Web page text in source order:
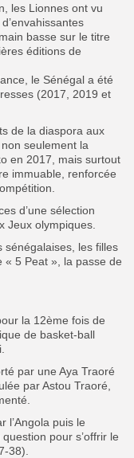
les Lionnes ont vu
basse sur le titre
éditions de
le Sénégal a été
(2017, 2019 et
de la diaspora aux
seulement la
en 2017, mais surtout
immuable, renforcée
d’une sélection
Jeux olympiques.
sénégalaises, les filles
« 5 Peat », la passe de
la 12ème fois de
de basket-ball
par une Aya Traoré
par Astou Traoré,
l’Angola puis le
pour s’offrir le
38).